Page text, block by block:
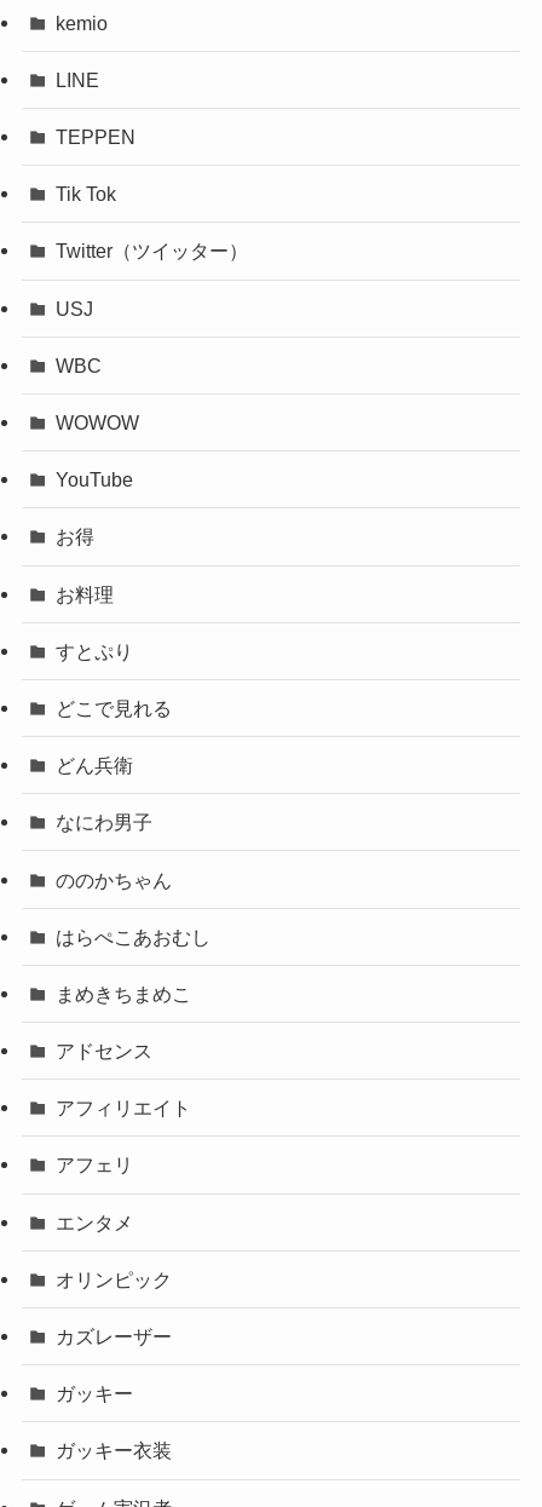
kemio
LINE
TEPPEN
Tik Tok
Twitter（ツイッター）
USJ
WBC
WOWOW
YouTube
お得
お料理
すとぷり
どこで見れる
どん兵衛
なにわ男子
ののかちゃん
はらぺこあおむし
まめきちまめこ
アドセンス
アフィリエイト
アフェリ
エンタメ
オリンピック
カズレーザー
ガッキー
ガッキー衣装